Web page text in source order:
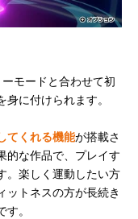
モードと合わせて初
に付けられます。
てくれる機能が搭載さ
的な作品で、プレイす
。楽しく運動したい方
ットネスの方が長続き
。